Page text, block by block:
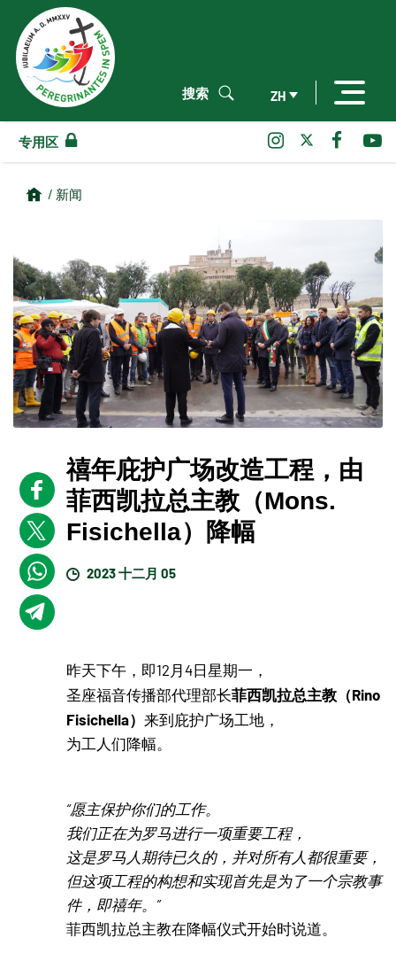
ZH
搜索
专用区
/ 新闻
禧年庇护广场改造工程，由
菲西凯拉总主教（Mons.
Fisichella）降幅
2023 十二月 05
昨天下午，即12月4日星期一，
圣座福音传播部代理部长菲西凯拉总主教（Rino
Fisichella） 来到庇护广场工地，
为工人们降幅。
“愿主保护你们的工作。
我们正在为罗马进行一项重要工程，
这是罗马人期待已久的，并对所有人都很重要，
但这项工程的构想和实现首先是为了一个宗教事
件，即禧年。”
菲西凯拉总主教在降幅仪式开始时说道。